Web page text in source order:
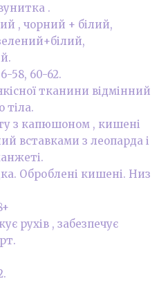
.
, чорний + білий,
58, 60-62.
тканини відмінний
тіла.
з капюшоном , кишені
вставками з леопарда і
Оброблені кишені. Низ
рухів , забезпечує